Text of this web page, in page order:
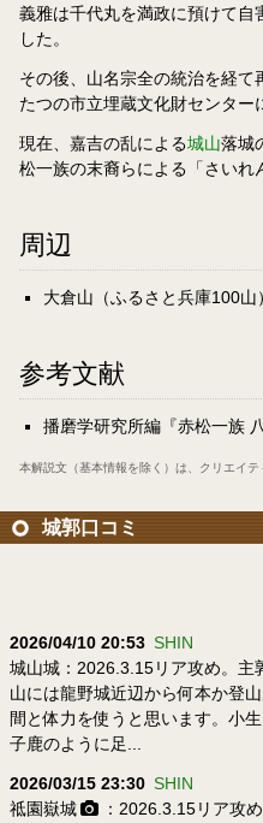
義雅は千代丸を満政に預けて
した。
その後、山名宗全の統治を経
たつの市立埋蔵文化財センター
現在、嘉吉の乱による城山落城
松一族の末裔らによる「さいれ
周辺
大倉山（ふるさと兵庫100山）
参考文献
播磨学研究所編『赤松一族
本解説文（基本情報を除く）は、 クリエイ
城郭口コミ
2026/04/10 20:53 SHIN
城山城：2026.3.15リア攻め。
山には龍野城近辺から何本か登
間と体力を使うと思います。
子鹿のように足...
2026/03/15 23:30 SHIN
祗園嶽城
：2026.3.15リア攻